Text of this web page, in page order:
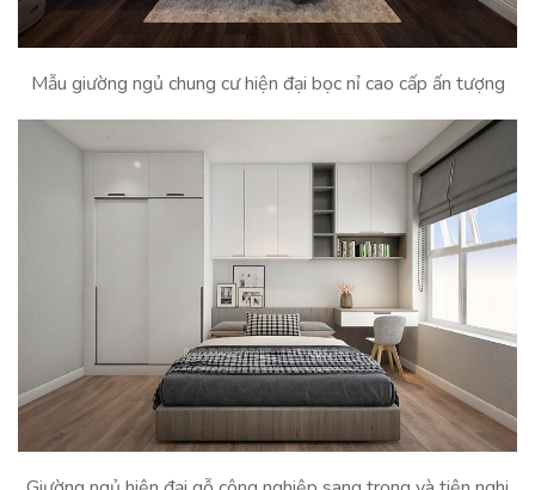
Mẫu giường ngủ chung cư hiện đại bọc nỉ cao cấp ấn tượng